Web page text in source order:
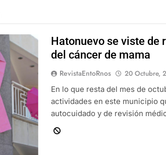
Hatonuevo se viste de
del cáncer de mama
RevistaEntoRnos 20 Octubre,
En lo que resta del mes de
actividades en este municipio
autocuidado y de revisión